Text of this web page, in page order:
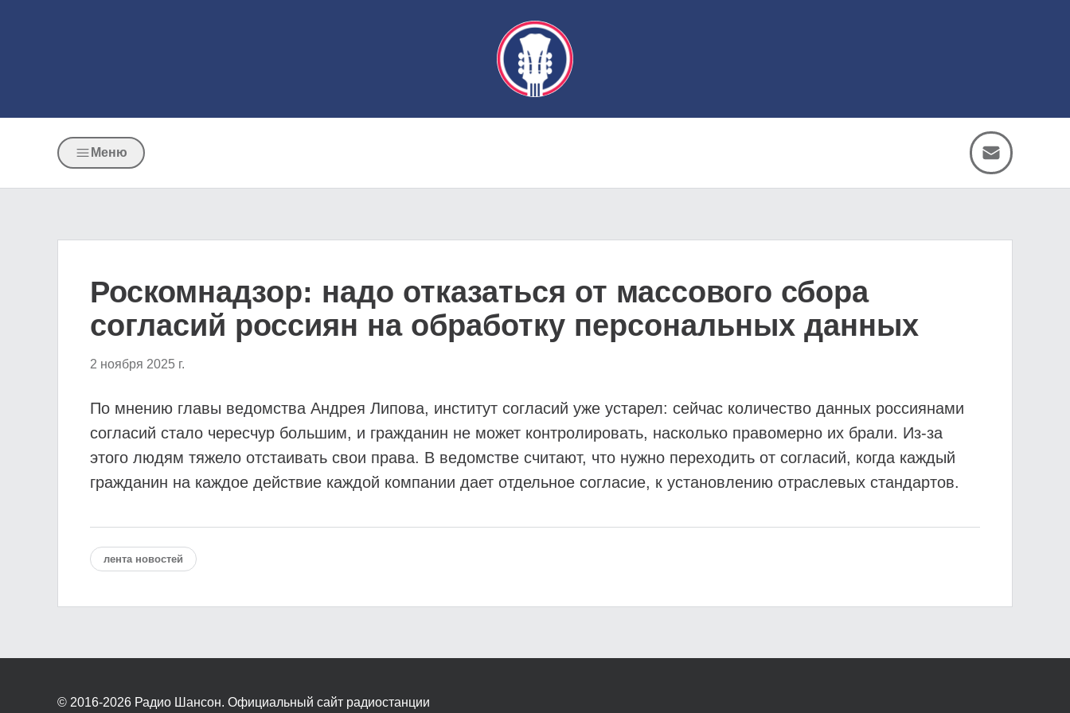
Меню
Роскомнадзор: надо отказаться от массового сбора
согласий россиян на обработку персональных данных
2 ноября 2025 г.
По мнению главы ведомства Андрея Липова, институт согласий уже устарел: сейчас количество данных россиянами
согласий стало чересчур большим, и гражданин не может контролировать, насколько правомерно их брали. Из-за
этого людям тяжело отстаивать свои права. В ведомстве считают, что нужно переходить от согласий, когда каждый
гражданин на каждое действие каждой компании дает отдельное согласие, к установлению отраслевых стандартов.
лента новостей
© 2016-2026 Радио Шансон. Официальный сайт радиостанции